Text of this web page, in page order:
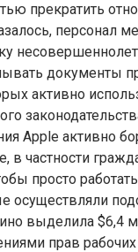
прекратить
персонал
документы
активно
Apple активно
в частности
просто
осуществляли
выделила $6,4
прав